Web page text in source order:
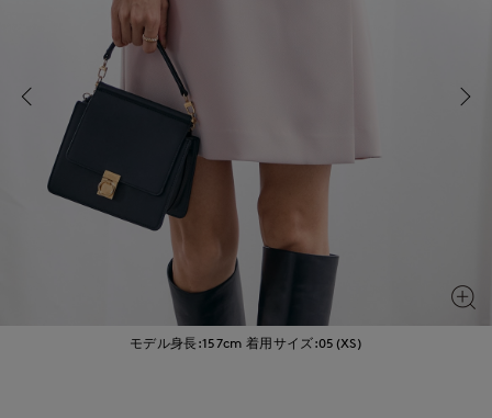
モデル身長:157cm 着用サイズ:05(XS)